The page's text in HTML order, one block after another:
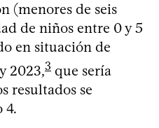
(menores de seis
de niños entre 0 y 5
en situación de
2023,3 que sería
resultados se
4.